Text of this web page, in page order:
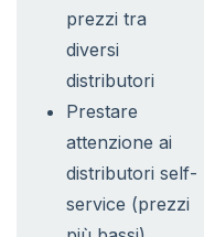
prezzi tra
diversi
distributori
Prestare
attenzione ai
distributori self-
service (prezzi